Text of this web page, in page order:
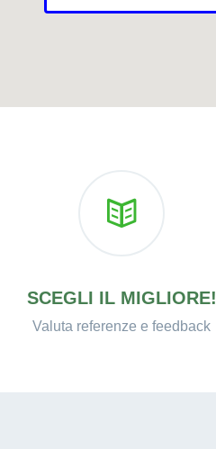
SCEGLI IL MIGLIORE!
Valuta referenze e feedback